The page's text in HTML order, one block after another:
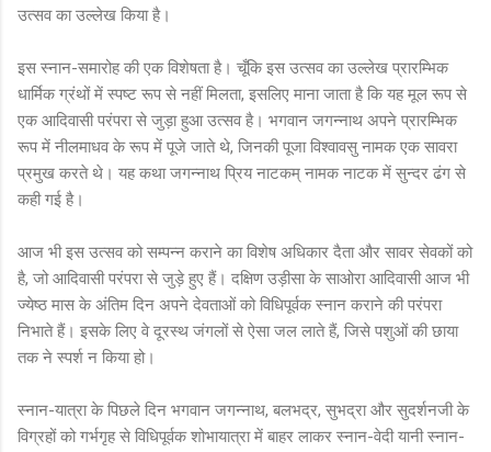
उत्सव का उल्लेख किया है।
इस स्नान-समारोह की एक विशेषता है। चूँकि इस उत्सव का उल्लेख प्रारम्भिक
धार्मिक ग्रंथों में स्पष्ट रूप से नहीं मिलता, इसलिए माना जाता है कि यह मूल रूप से
एक आदिवासी परंपरा से जुड़ा हुआ उत्सव है। भगवान जगन्नाथ अपने प्रारम्भिक
रूप में नीलमाधव के रूप में पूजे जाते थे, जिनकी पूजा विश्वावसु नामक एक सावरा
प्रमुख करते थे। यह कथा जगन्नाथ प्रिय नाटकम् नामक नाटक में सुन्दर ढंग से
कही गई है।
आज भी इस उत्सव को सम्पन्न कराने का विशेष अधिकार दैता और सावर सेवकों को
है, जो आदिवासी परंपरा से जुड़े हुए हैं। दक्षिण उड़ीसा के साओरा आदिवासी आज भी
ज्येष्ठ मास के अंतिम दिन अपने देवताओं को विधिपूर्वक स्नान कराने की परंपरा
निभाते हैं। इसके लिए वे दूरस्थ जंगलों से ऐसा जल लाते हैं, जिसे पशुओं की छाया
तक ने स्पर्श न किया हो।
स्नान-यात्रा के पिछले दिन भगवान जगन्नाथ, बलभद्र, सुभद्रा और सुदर्शनजी के
विग्रहों को गर्भगृह से विधिपूर्वक शोभायात्रा में बाहर लाकर स्नान-वेदी यानी स्नान-